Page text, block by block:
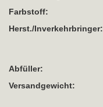
Farbstoff:
Herst./Inverkehrbringer:
Abfüller:
Versandgewicht: